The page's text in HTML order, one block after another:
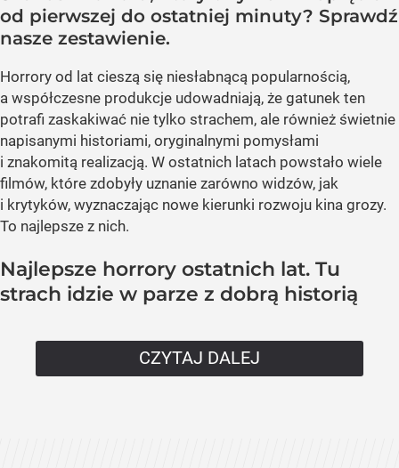
od pierwszej do ostatniej minuty? Sprawdź
nasze zestawienie.
Horrory od lat cieszą się niesłabnącą popularnością,
a współczesne produkcje udowadniają, że gatunek ten
potrafi zaskakiwać nie tylko strachem, ale również świetnie
napisanymi historiami, oryginalnymi pomysłami
i znakomitą realizacją. W ostatnich latach powstało wiele
filmów, które zdobyły uznanie zarówno widzów, jak
i krytyków, wyznaczając nowe kierunki rozwoju kina grozy.
To najlepsze z nich.
Najlepsze horrory ostatnich lat. Tu
strach idzie w parze z dobrą historią
CZYTAJ DALEJ